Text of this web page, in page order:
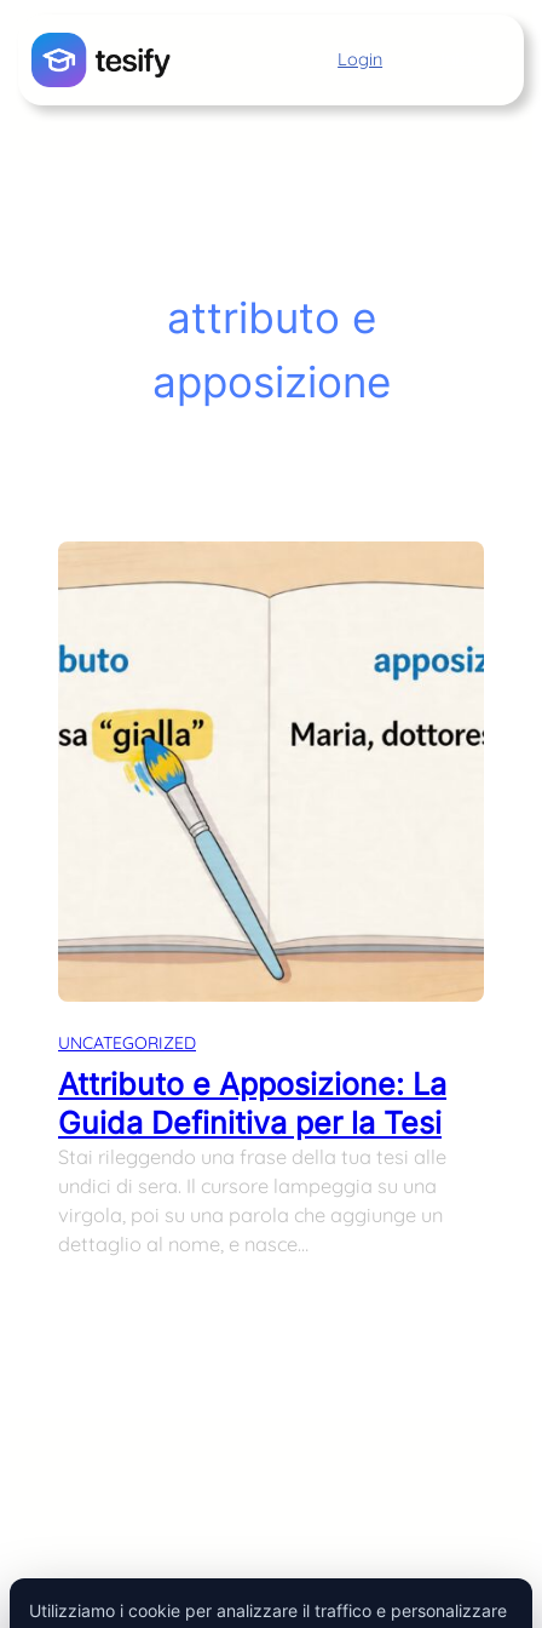
contenuto
Login
attributo e
apposizione
UNCATEGORIZED
Attributo e Apposizione: La
Guida Definitiva per la Tesi
Stai rileggendo una frase della tua tesi alle
undici di sera. Il cursore lampeggia su una
virgola, poi su una parola che aggiunge un
dettaglio al nome, e nasce…
Utilizziamo i cookie per analizzare il traffico e personalizzare